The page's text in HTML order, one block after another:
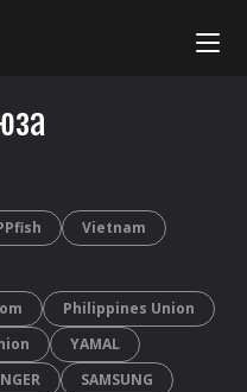
проведения или
Вся информация,
характер.
Vietnam
Philippines Union
YAMAL
SAMSUNG